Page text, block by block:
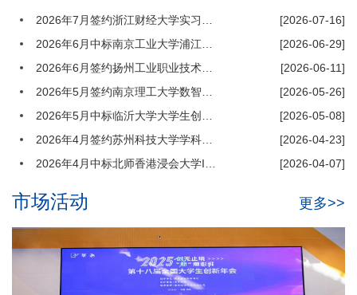
2020年7月为第六届江苏省“互联网+”大学生创新创业大赛提供
技术支持。
2020年06月
技术支持。
2020年04月
2020年4月与上海市教委和上海交通大学达成合作，承接研发上
务。
2019年7月公司为第五届天津市、上海市、浙江省“互联网+”大
学生创新创业大赛提供技术支持
2019年07月
2019年7月公司为第五届江苏省“互联网+”大学生创新创业大赛
[2026-07-16]
[2026-06-29]
[2026-06-11]
[2026-05-26]
[2026-05-08]
[2026-04-23]
[2026-04-07]
市场活动 更多>>